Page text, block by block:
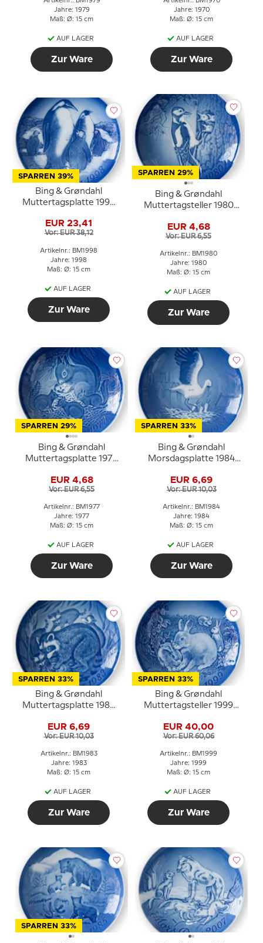
Jahre: 1979
Maß: Ø: 15 cm
AUF LAGER
Zur Ware
Jahre: 1970
Maß: Ø: 15 cm
AUF LAGER
Zur Ware
SPARREN 39%
Bing & Grøndahl
Muttertagsplatte 1998
EUR 23,41
Vor: EUR 38,12
Artikelnr.: BM1998
Jahre: 1998
Maß: Ø: 15 cm
AUF LAGER
Zur Ware
SPARREN 29%
Bing & Grøndahl
Muttertagsteller 1980
EUR 4,68
Vor: EUR 6,55
Artikelnr.: BM1980
Jahre: 1980
Maß: Ø: 15 cm
AUF LAGER
Zur Ware
SPARREN 29%
Bing & Grøndahl
Muttertagsplatte 1977
Jungen
EUR 4,68
Vor: EUR 6,55
Artikelnr.: BM1977
Jahre: 1977
Maß: Ø: 15 cm
AUF LAGER
Zur Ware
SPARREN 33%
Bing & Grøndahl
Morsdagsplatte 1984
EUR 6,69
Vor: EUR 10,03
Artikelnr.: BM1984
Jahre: 1984
Maß: Ø: 15 cm
AUF LAGER
Zur Ware
SPARREN 33%
Bing & Grøndahl
Muttertagsplatte 1983
EUR 6,69
Vor: EUR 10,03
Artikelnr.: BM1983
Jahre: 1983
Maß: Ø: 15 cm
AUF LAGER
Zur Ware
SPARREN 33%
Bing & Grøndahl
Muttertagsteller 1999
EUR 40,00
Vor: EUR 60,06
Artikelnr.: BM1999
Jahre: 1999
Maß: Ø: 15 cm
AUF LAGER
Zur Ware
SPARREN 33%